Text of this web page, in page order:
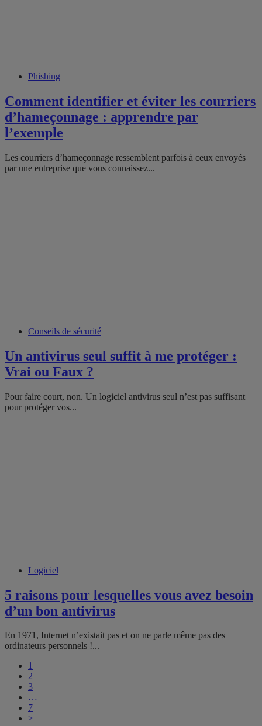
Phishing
Comment identifier et éviter les courriers
d’hameçonnage : apprendre par
l’exemple
Les courriers d’hameçonnage ressemblent parfois à ceux envoyés
par une entreprise que vous connaissez...
Conseils de sécurité
Un antivirus seul suffit à me protéger :
Vrai ou Faux ?
Pour faire court, non. Un logiciel antivirus seul n’est pas suffisant
pour protéger vos...
Logiciel
5 raisons pour lesquelles vous avez besoin
d’un bon antivirus
En 1971, Internet n’existait pas et on ne parle même pas des
ordinateurs personnels !...
1
2
3
…
7
>